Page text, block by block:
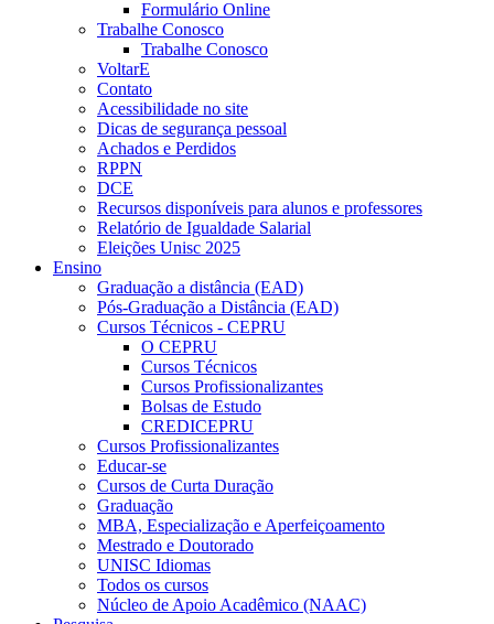
Formulário Online
Trabalhe Conosco
Trabalhe Conosco
VoltarE
Contato
Acessibilidade no site
Dicas de segurança pessoal
Achados e Perdidos
RPPN
DCE
Recursos disponíveis para alunos e professores
Relatório de Igualdade Salarial
Eleições Unisc 2025
Ensino
Graduação a distância (EAD)
Pós-Graduação a Distância (EAD)
Cursos Técnicos - CEPRU
O CEPRU
Cursos Técnicos
Cursos Profissionalizantes
Bolsas de Estudo
CREDICEPRU
Cursos Profissionalizantes
Educar-se
Cursos de Curta Duração
Graduação
MBA, Especialização e Aperfeiçoamento
Mestrado e Doutorado
UNISC Idiomas
Todos os cursos
Núcleo de Apoio Acadêmico (NAAC)